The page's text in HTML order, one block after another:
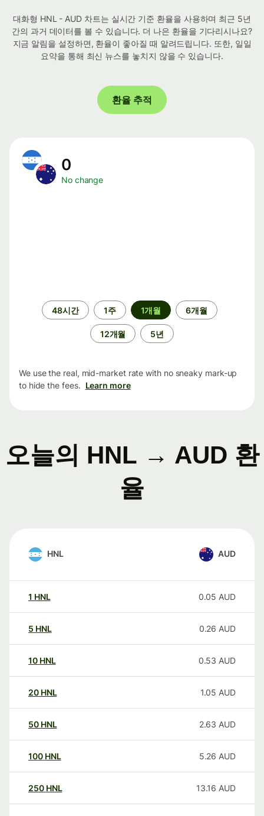
대화형 HNL - AUD 차트는 실시간 기준 환율을 사용하며 최근 5년
간의 과거 데이터를 볼 수 있습니다. 더 나은 환율을 기다리시나요?
지금 알림을 설정하면, 환율이 좋아질 때 알려드립니다. 또한, 일일
요약을 통해 최신 뉴스를 놓치지 않을 수 있습니다.
환율 추적
0
No change
48시간 1주 1개월 6개월
12개월 5년
We use the real, mid-market rate with no sneaky mark-up
to hide the fees. Learn more
오늘의 HNL → AUD 환
율
HNL AUD
1 HNL 0.05 AUD
5 HNL 0.26 AUD
10 HNL 0.53 AUD
20 HNL 1.05 AUD
50 HNL 2.63 AUD
100 HNL 5.26 AUD
250 HNL 13.16 AUD